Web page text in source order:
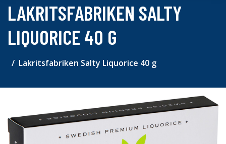
LAKRITSFABRIKEN SALTY
LIQUORICE 40 G
Lakritsfabriken Salty Liquorice 40 g